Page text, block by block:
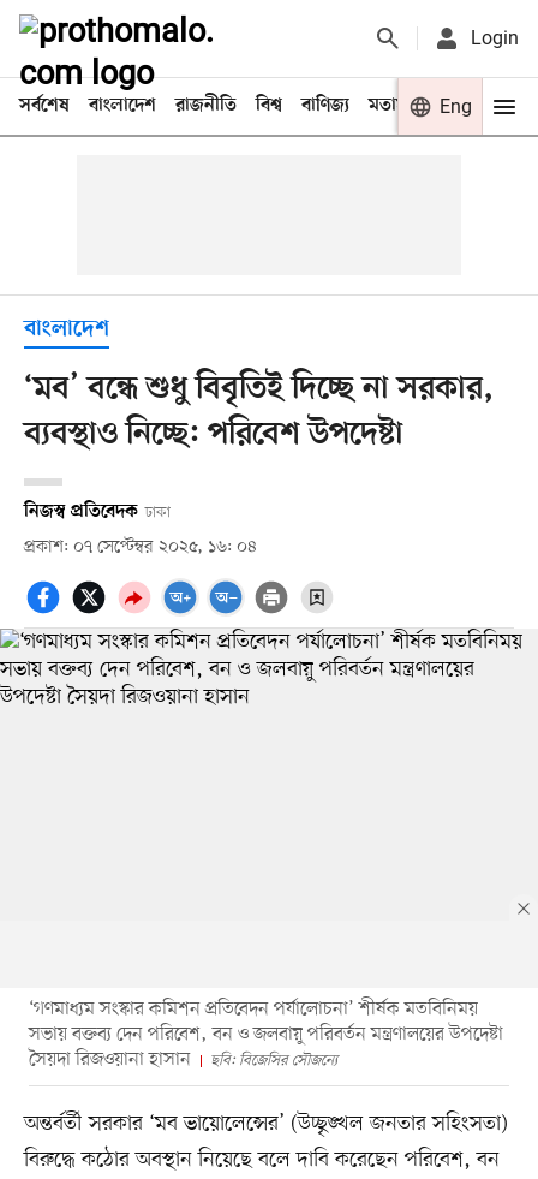
Login
সর্বশেষ বাংলাদেশ রাজনীতি বিশ্ব বাণিজ্য মতামত খেলা
Eng
বাংলাদেশ
‘মব’ বন্ধে শুধু বিবৃতিই দিচ্ছে না সরকার,
ব্যবস্থাও নিচ্ছে: পরিবেশ উপদেষ্টা
নিজস্ব প্রতিবেদক ঢাকা
প্রকাশ: ০৭ সেপ্টেম্বর ২০২৫, ১৬: ০৪
‘গণমাধ্যম সংস্কার কমিশন প্রতিবেদন পর্যালোচনা’ শীর্ষক মতবিনিময়
সভায় বক্তব্য দেন পরিবেশ, বন ও জলবায়ু পরিবর্তন মন্ত্রণালয়ের উপদেষ্টা
সৈয়দা রিজওয়ানা হাসান
ছবি: বিজেসির সৌজন্যে
অন্তর্বর্তী সরকার ‘মব ভায়োলেন্সের’ (উচ্ছৃঙ্খল জনতার সহিংসতা)
বিরুদ্ধে কঠোর অবস্থান নিয়েছে বলে দাবি করেছেন পরিবেশ, বন